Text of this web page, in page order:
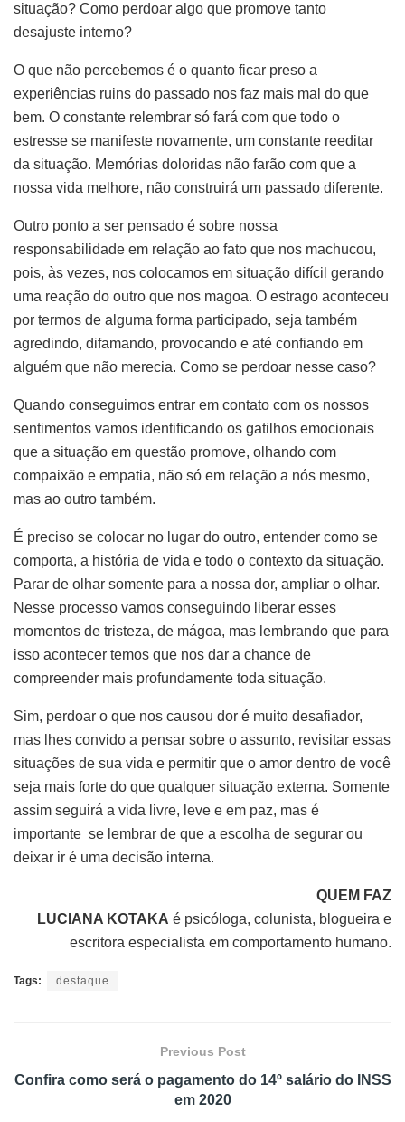
situação? Como perdoar algo que promove tanto
desajuste interno?
O que não percebemos é o quanto ficar preso a
experiências ruins do passado nos faz mais mal do que
bem. O constante relembrar só fará com que todo o
estresse se manifeste novamente, um constante reeditar
da situação. Memórias doloridas não farão com que a
nossa vida melhore, não construirá um passado diferente.
Outro ponto a ser pensado é sobre nossa
responsabilidade em relação ao fato que nos machucou,
pois, às vezes, nos colocamos em situação difícil gerando
uma reação do outro que nos magoa. O estrago aconteceu
por termos de alguma forma participado, seja também
agredindo, difamando, provocando e até confiando em
alguém que não merecia. Como se perdoar nesse caso?
Quando conseguimos entrar em contato com os nossos
sentimentos vamos identificando os gatilhos emocionais
que a situação em questão promove, olhando com
compaixão e empatia, não só em relação a nós mesmo,
mas ao outro também.
É preciso se colocar no lugar do outro, entender como se
comporta, a história de vida e todo o contexto da situação.
Parar de olhar somente para a nossa dor, ampliar o olhar.
Nesse processo vamos conseguindo liberar esses
momentos de tristeza, de mágoa, mas lembrando que para
isso acontecer temos que nos dar a chance de
compreender mais profundamente toda situação.
Sim, perdoar o que nos causou dor é muito desafiador,
mas lhes convido a pensar sobre o assunto, revisitar essas
situações de sua vida e permitir que o amor dentro de você
seja mais forte do que qualquer situação externa. Somente
assim seguirá a vida livre, leve e em paz, mas é
importante se lembrar de que a escolha de segurar ou
deixar ir é uma decisão interna.
QUEM FAZ
LUCIANA KOTAKA é psicóloga, colunista, blogueira e
escritora especialista em comportamento humano.
Tags: destaque
Previous Post
Confira como será o pagamento do 14º salário do INSS
em 2020